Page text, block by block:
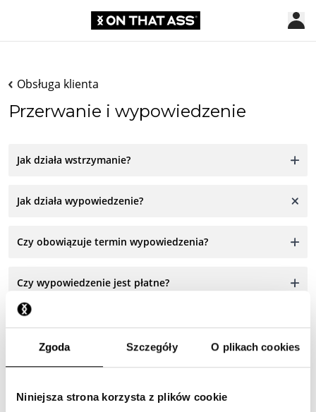
Zgoda Szczegóły O plikach cookies
Niniejsza strona korzysta z plików cookie
Obsługa klienta
Przerwanie i wypowiedzenie
Jak działa wstrzymanie?
Jak działa wypowiedzenie?
Czy obowiązuje termin wypowiedzenia?
Czy wypowiedzenie jest płatne?